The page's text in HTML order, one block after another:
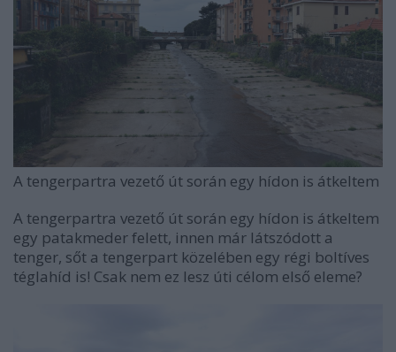
A tengerpartra vezető út során egy hídon is átkeltem
A tengerpartra vezető út során egy hídon is átkeltem
egy patakmeder felett, innen már látszódott a
tenger, sőt a tengerpart közelében egy régi boltíves
téglahíd is! Csak nem ez lesz úti célom első eleme?